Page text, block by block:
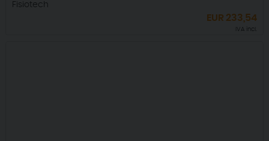
Fisiotech
EUR 233,54
IVA incl.